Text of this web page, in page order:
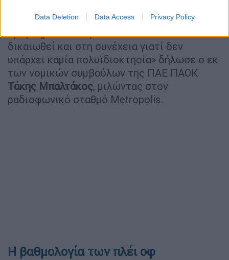
Data Deletion Data Access Privacy Policy
επιστρέφονται, δεν υπάρχει κανένα
πρόβλημα πλέον για τον ΠΑΟΚ. Ο ΠΑΟΚ θα
δικαιωθεί και στη συνέχεια γιατί δεν
υπάρχει καμία πολυϊδιοκτησία» δήλωσε ο εκ
των νομικών συμβούλων της ΠΑΕ ΠΑΟΚ
Τάκης Μπαλτάκος, μιλώντας στον
ραδιοφωνικό σταθμό Metropolis.
Η βαθμολογία των πλέι οφ